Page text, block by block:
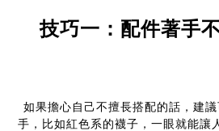
技巧一：配件著手
如果擔心自己不擅長搭配的話，建
手，比如紅色系的襪子，一眼就能讓